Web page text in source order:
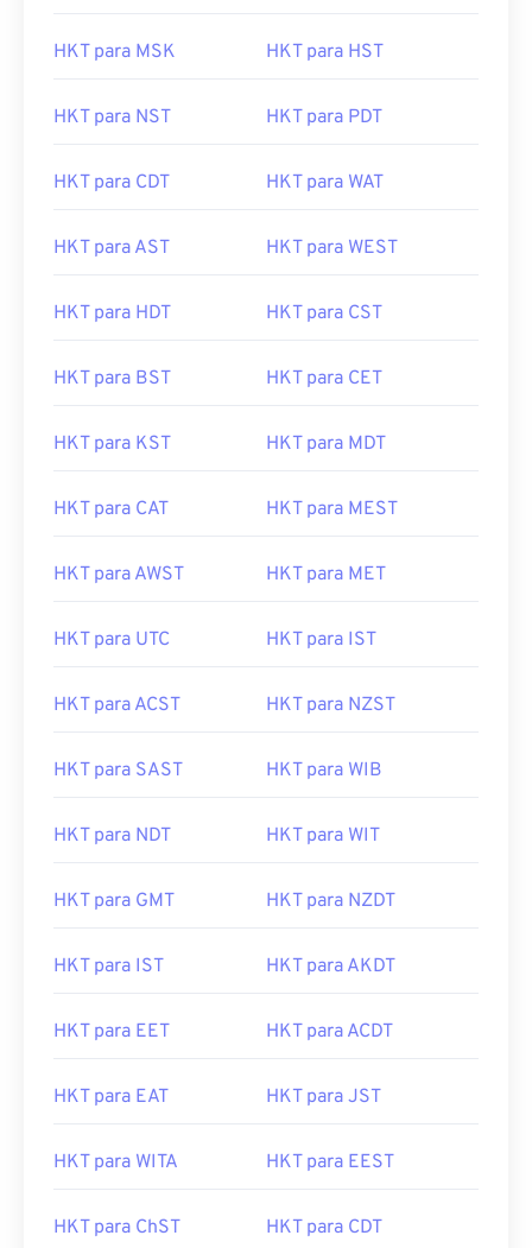
HKT para MSK HKT para HST
HKT para NST HKT para PDT
HKT para CDT HKT para WAT
HKT para AST HKT para WEST
HKT para HDT HKT para CST
HKT para BST HKT para CET
HKT para KST HKT para MDT
HKT para CAT HKT para MEST
HKT para AWST HKT para MET
HKT para UTC HKT para IST
HKT para ACST HKT para NZST
HKT para SAST HKT para WIB
HKT para NDT HKT para WIT
HKT para GMT HKT para NZDT
HKT para IST HKT para AKDT
HKT para EET HKT para ACDT
HKT para EAT HKT para JST
HKT para WITA HKT para EEST
HKT para ChST HKT para CDT